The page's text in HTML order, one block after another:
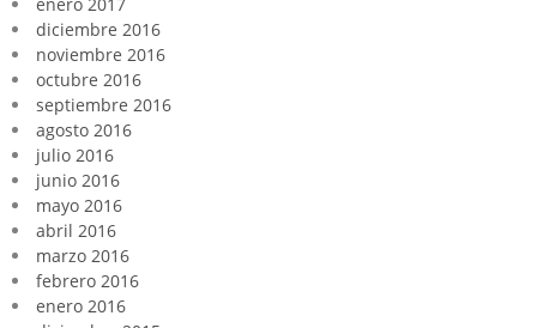
enero 2017
diciembre 2016
noviembre 2016
octubre 2016
septiembre 2016
agosto 2016
julio 2016
junio 2016
mayo 2016
abril 2016
marzo 2016
febrero 2016
enero 2016